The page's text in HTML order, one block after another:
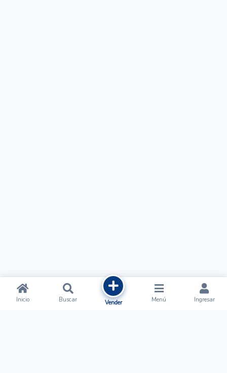
Inicio Buscar Vender Menú Ingresar